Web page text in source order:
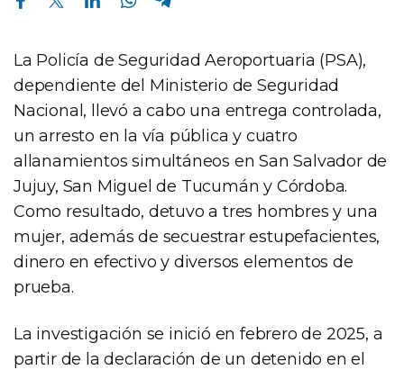
La Policía de Seguridad Aeroportuaria (PSA),
dependiente del Ministerio de Seguridad
Nacional, llevó a cabo una entrega controlada,
un arresto en la vía pública y cuatro
allanamientos simultáneos en San Salvador de
Jujuy, San Miguel de Tucumán y Córdoba.
Como resultado, detuvo a tres hombres y una
mujer, además de secuestrar estupefacientes,
dinero en efectivo y diversos elementos de
prueba.
La investigación se inició en febrero de 2025, a
partir de la declaración de un detenido en el